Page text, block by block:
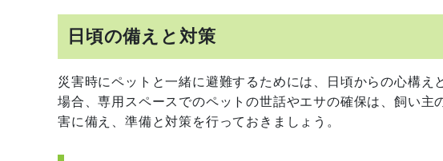
日頃の備えと対策
災害時にペットと一緒に避難するためには、日頃からの心構
場合、専用スペースでのペットの世話やエサの確保は、飼い主
害に備え、準備と対策を行っておきましょう。